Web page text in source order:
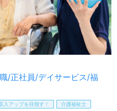
ませんか。選考フロー等、
します。お問い合わせも遠
界の正社員/パート仕事探
望に応じてお問い合わせ/ご
す。＜非公開求人も取扱い
/正社員/デイサービス/福
入アップを目指す！ 介護福祉士